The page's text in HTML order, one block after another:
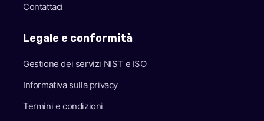
Contattaci
Legale e conformità
Gestione dei servizi NIST e ISO
Informativa sulla privacy
Termini e condizioni